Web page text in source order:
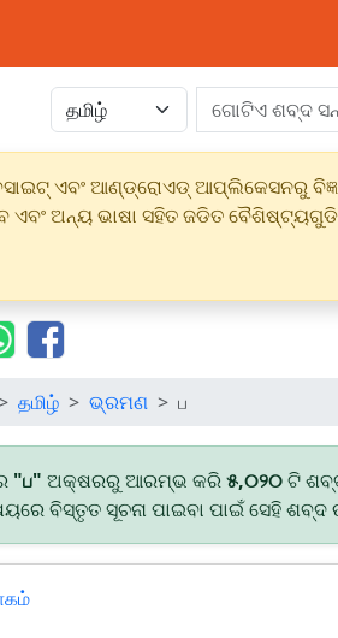
ଏବଂ ଆଣ୍ଡ୍ରୋଏଡ୍ ଆପ୍ଲିକେସନରୁ
ଏବଂ ଅନ୍ୟ ଭାଷା ସହିତ ଜଡିତ
தமிழ் ଭ୍ରମଣ ப
"ப" ଅକ୍ଷରରୁ ଆରମ୍ଭ କରି୫,୦୨୦ଟି
ବିସ୍ତୃତ ସୂଚନା ପାଇବା ପାଇଁ ସେହି